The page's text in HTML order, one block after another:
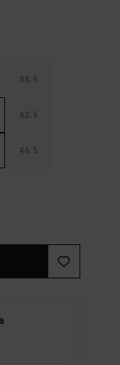
38.5
42.5
46.5